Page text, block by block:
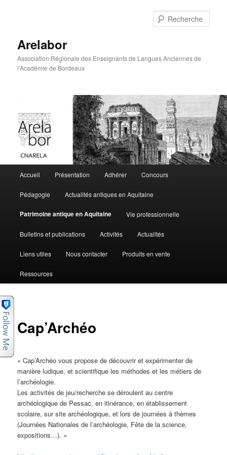
Arelabor
Association Régionale des Enseignants de Langues Anciennes de
l'Académie de Bordeaux
Aller au contenu principal
Aller au contenu secondaire
Accueil Présentation Adhérer Concours
Pédagogie Actualités antiques en Aquitaine
Patrimoine antique en Aquitaine Vie professionnelle
Bulletins et publications Activités Actualités
Liens utiles Nous contacter Produits en vente
Ressources
Cap’Archéo
« Cap’Archéo vous propose de découvrir et expérimenter de
manière ludique, et scientifique les méthodes et les métiers de
l’archéologie.
Les activités de jeu/recherche se déroulent au centre
archéologique de Pessac, en itinérance, en établissement
scolaire, sur site archéologique, et lors de journées à thèmes
(Journées Nationales de l’archéologie, Fête de la science,
expositions…). »